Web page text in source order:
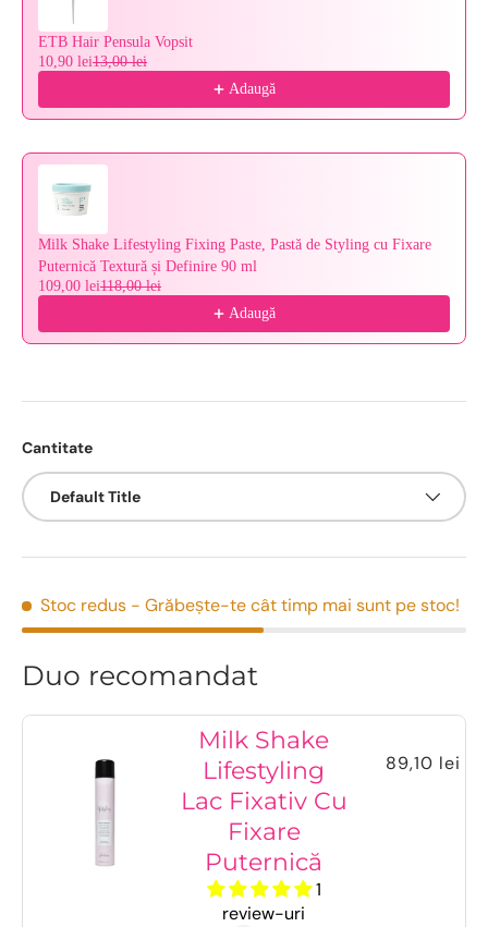
ETB Hair Pensula Vopsit
10,90 lei13,00 lei
Adaugă
Milk Shake Lifestyling Fixing Paste, Pastă de Styling cu Fixare
Puternică Textură și Definire 90 ml
109,00 lei118,00 lei
Adaugă
Cantitate
Default Title
Stoc redus - Grăbește-te cât timp mai sunt pe stoc!
Duo recomandat
Milk Shake
Lifestyling
Lac Fixativ Cu
Fixare
Puternică
1
review-uri
89,10 lei